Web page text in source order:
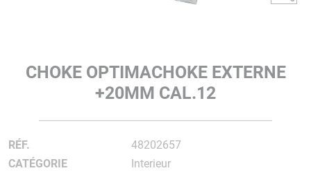
CHOKE OPTIMACHOKE EXTERNE
+20MM CAL.12
RÉF.
48202657
CATÉGORIE
Interieur